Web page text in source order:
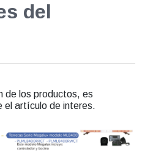
del
de los productos, es
el artículo de interes.